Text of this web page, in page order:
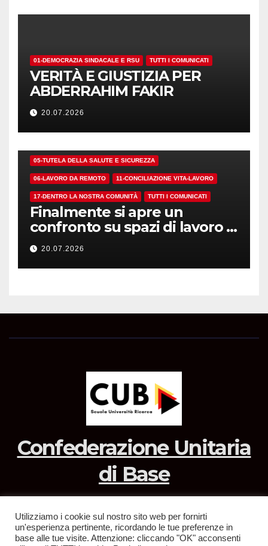
01-DEMOCRAZIA SINDACALE E RSU TUTTI I COMUNICATI
VERITÀ E GIUSTIZIA PER
ABDERRAHIM FAKIR
20.07.2026
05-TUTELA DELLA SALUTE E SICUREZZA
06-LAVORO DA REMOTO 11-CONCILIAZIONE VITA-LAVORO
17-DENTRO LA NOSTRA COMUNITÀ TUTTI I COMUNICATI
Finalmente si apre un
confronto su spazi di lavoro e
dotazioni
20.07.2026
Confederazione Unitaria
di Base
Sviluppato con orgoglio da WordPress|Tema: News Way di
Utilizziamo i cookie sul nostro sito web per fornirti
un'esperienza pertinente, ricordando le tue preferenze in
base alle tue visite. Attenzione: cliccando "OK" acconsenti